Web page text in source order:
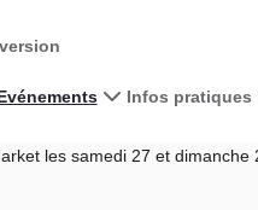
Infos pratiques
les samedi 27 et dimanche